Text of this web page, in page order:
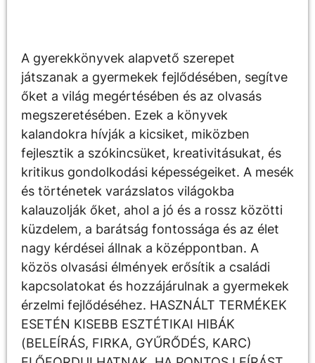
A gyerekkönyvek alapvető szerepet
játszanak a gyermekek fejlődésében, segítve
őket a világ megértésében és az olvasás
megszeretésében. Ezek a könyvek
kalandokra hívják a kicsiket, miközben
fejlesztik a szókincsüket, kreativitásukat, és
kritikus gondolkodási képességeiket. A mesék
és történetek varázslatos világokba
kalauzolják őket, ahol a jó és a rossz közötti
küzdelem, a barátság fontossága és az élet
nagy kérdései állnak a középpontban. A
közös olvasási élmények erősítik a családi
kapcsolatokat és hozzájárulnak a gyermekek
érzelmi fejlődéséhez. HASZNÁLT TERMÉKEK
ESETÉN KISEBB ESZTÉTIKAI HIBÁK
(BELEÍRÁS, FIRKA, GYŰRŐDÉS, KARC)